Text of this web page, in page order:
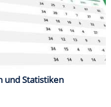
und Statistiken